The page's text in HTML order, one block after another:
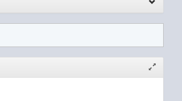
janela